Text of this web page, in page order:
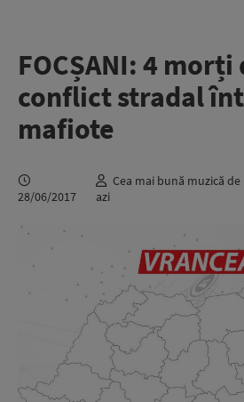
FOCȘANI: 4 morți
conflict stradal
mafiote
28/06/2017
Cea mai bună muzică de
azi